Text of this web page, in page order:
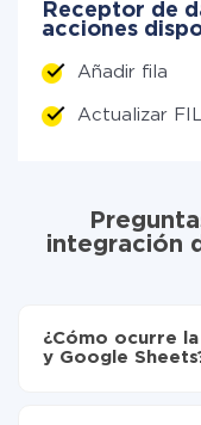
Receptor de
acciones
Añadir fila
Actualizar
integración
¿Cómo ocurre
y Google